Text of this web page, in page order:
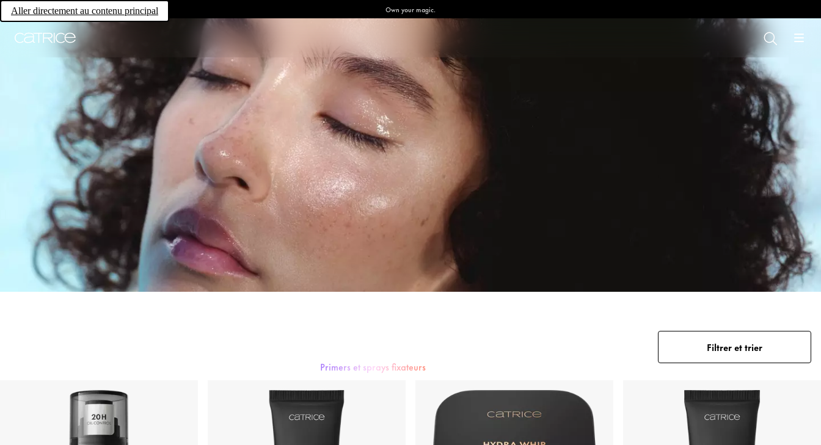
Aller directement au contenu principal Own your magic.
Primers et sprays fixateurs
Filtrer et trier